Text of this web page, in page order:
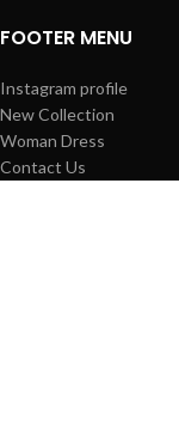
FOOTER MENU
Instagram profile
New Collection
Woman Dress
Contact Us